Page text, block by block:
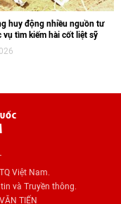
huy động nhiều nguồn tư
vụ tìm kiếm hài cốt liệt sỹ
Việt Nam.
và Truyền thông.
TIẾN